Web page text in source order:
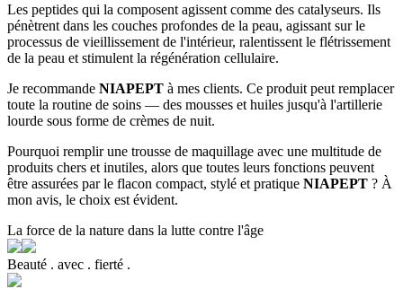
Les peptides qui la composent agissent comme des catalyseurs. Ils
pénètrent dans les couches profondes de la peau, agissant sur le
processus de vieillissement de l'intérieur, ralentissent le flétrissement
de la peau et stimulent la régénération cellulaire.
Je recommande NIAPEPT à mes clients. Ce produit peut remplacer
toute la routine de soins — des mousses et huiles jusqu'à l'artillerie
lourde sous forme de crèmes de nuit.
Pourquoi remplir une trousse de maquillage avec une multitude de
produits chers et inutiles, alors que toutes leurs fonctions peuvent
être assurées par le flacon compact, stylé et pratique NIAPEPT ? À
mon avis, le choix est évident.
La force de la nature dans la lutte contre l'âge
Beauté . avec . fierté .